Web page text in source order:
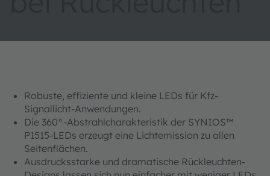
Robuste, effiziente und kleine LEDs für Kfz-
Signallicht-Anwendungen.
Die 360°-Abstrahlcharakteristik der SYNIOS™
P1515-LEDs erzeugt eine Lichtemission zu allen
Seitenflächen.
Ausdrucksstarke und dramatische Rückleuchten-